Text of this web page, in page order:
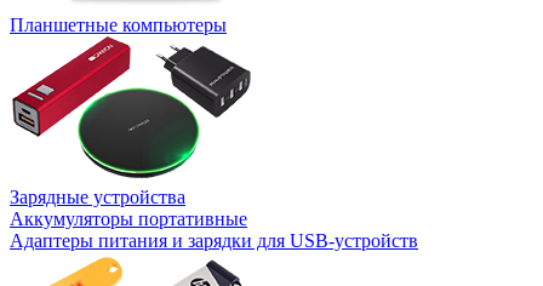
Планшетные компьютеры
Зарядные устройства
Аккумуляторы портативные
Адаптеры питания и зарядки для USB-устройств